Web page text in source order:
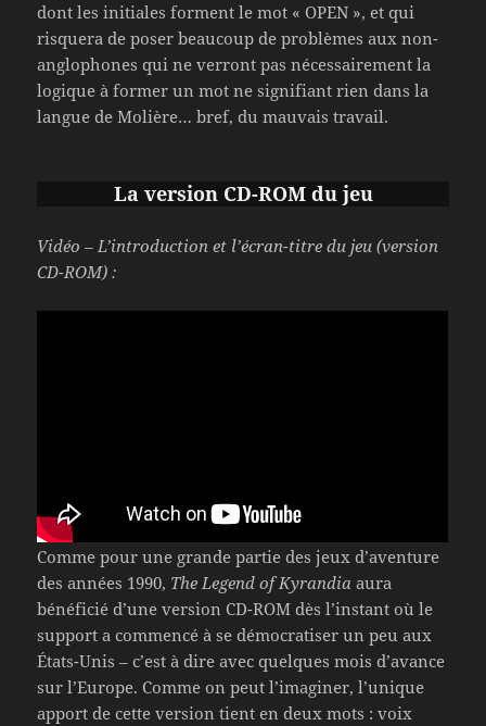
dont les initiales forment le mot « OPEN », et qui
risquera de poser beaucoup de problèmes aux non-
anglophones qui ne verront pas nécessairement la
logique à former un mot ne signifiant rien dans la
langue de Molière… bref, du mauvais travail.
La version CD-ROM du jeu
Vidéo – L’introduction et l’écran-titre du jeu (version
CD-ROM) :
Comme pour une grande partie des jeux d’aventure
des années 1990, The Legend of Kyrandia aura
bénéficié d’une version CD-ROM dès l’instant où le
support a commencé à se démocratiser un peu aux
États-Unis – c’est à dire avec quelques mois d’avance
sur l’Europe. Comme on peut l’imaginer, l’unique
apport de cette version tient en deux mots : voix